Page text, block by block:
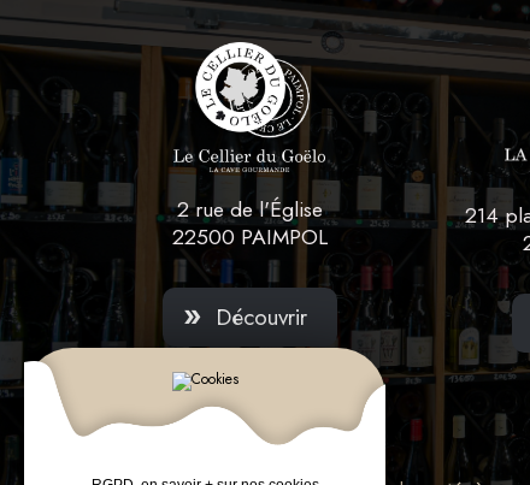
2 rue de l'Église
22500 PAIMPOL
Découvrir
214